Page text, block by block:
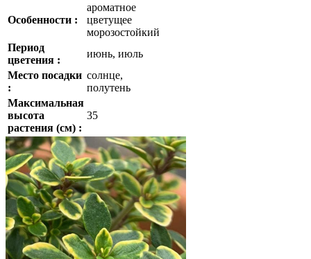
Особенности :
ароматное
цветущее
морозостойкий
Период
цветения :
июнь, июль
Место посадки
:
солнце,
полутень
Максимальная
высота
растения (см) :
35